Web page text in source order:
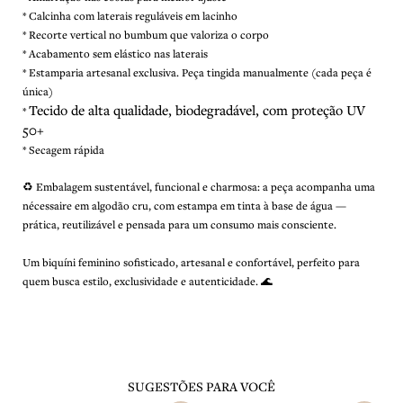
* Calcinha com laterais reguláveis em lacinho
* Recorte vertical no bumbum que valoriza o corpo
* Acabamento sem elástico nas laterais
* Estamparia artesanal exclusiva. Peça tingida manualmente (cada peça é
única)
*Tecido de alta qualidade, biodegradável, com proteção UV
50+
* Secagem rápida
♻️ Embalagem sustentável, funcional e charmosa: a peça acompanha uma
nécessaire em algodão cru, com estampa em tinta à base de água —
prática, reutilizável e pensada para um consumo mais consciente.
Um biquíni feminino sofisticado, artesanal e confortável, perfeito para
quem busca estilo, exclusividade e autenticidade. 🌊
SUGESTÕES PARA VOCÊ